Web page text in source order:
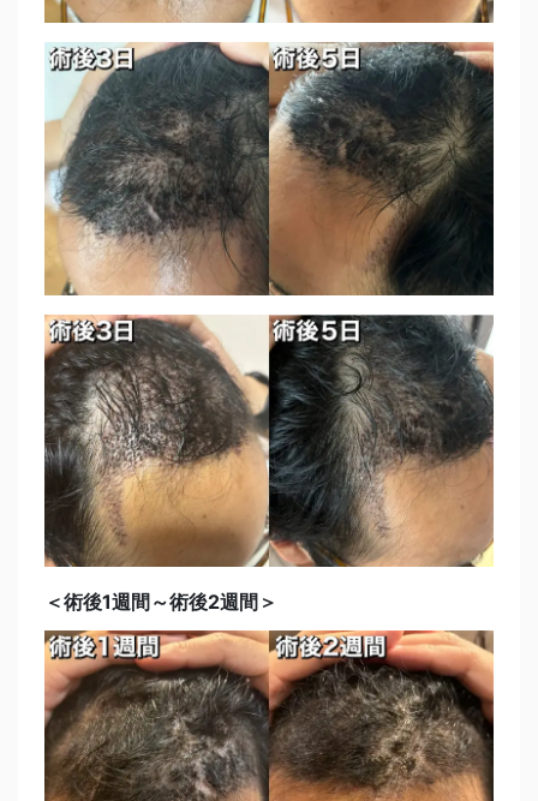
＜術後1週間～術後2週間＞